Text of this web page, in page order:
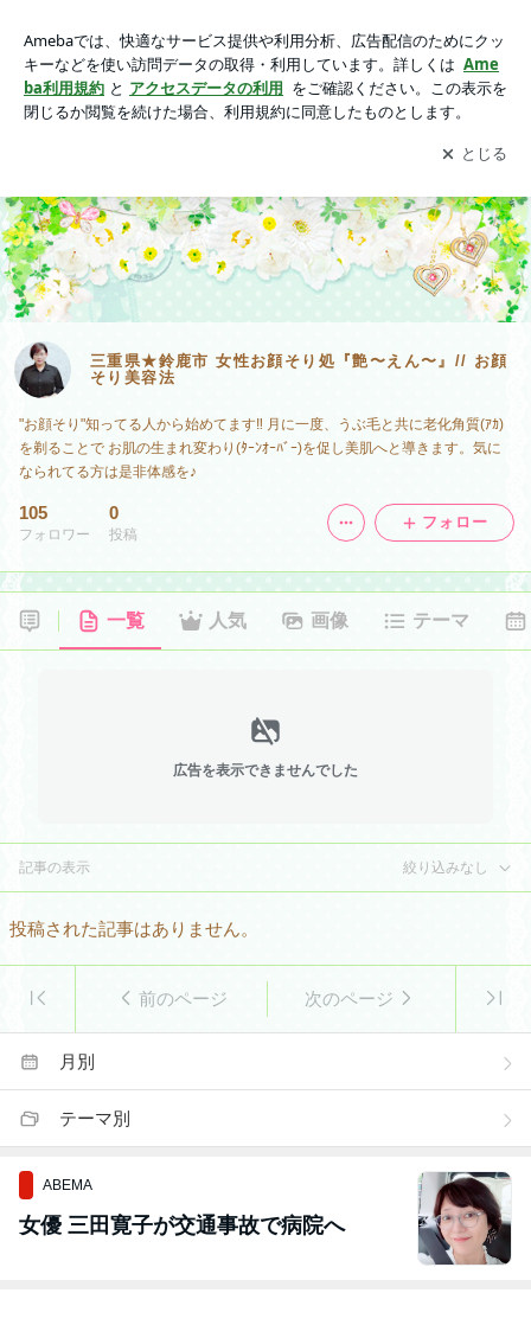
アプリをダウンロードして ブログの更新通知
を受け取りまし
ょう。
開く
三重県★鈴鹿市 女性お顔そり処『艶〜えん〜』// お顔
そり美容法
"お顔そり"知ってる人から始めてます‼ 月に一度、うぶ毛と共に老化角質(ｱｶ)
を剃ることで お肌の生まれ変わり(ﾀｰﾝｵｰﾊﾞｰ)を促し美肌へと導きます。気に
なられてる方は是非体感を♪
105
フォロワー
0
投稿
フォロー
一覧 人気 画像 テーマ
広告を表示できませんでした
記事の表示 絞り込みなし
投稿された記事はありません。
前のページ 次のページ
月別
テーマ別
ABEMA
女優 三田寛子が交通事故で病院へ